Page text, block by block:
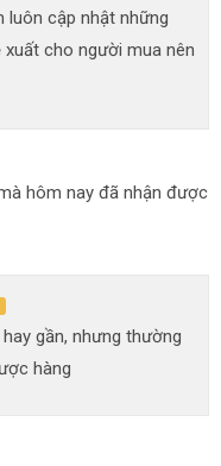
luôn cập nhật những
cho người mua nên
hôm nay đã nhận được
gần, nhưng thường
hàng